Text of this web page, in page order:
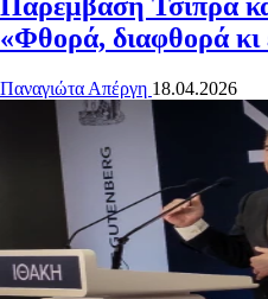
Παρέμβαση Τσίπρα
«Φθορά, διαφθορά κι
Παναγιώτα Απέργη 18.04.2026